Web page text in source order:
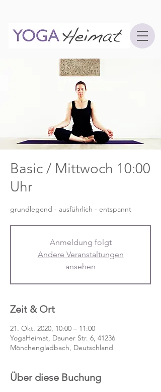
Basic / Mittwoch 10:00
Uhr
grundlegend - ausführlich - entspannt
Anmeldung folgt
Andere Veranstaltungen
ansehen
Zeit & Ort
21. Okt. 2020, 10:00 – 11:00
YogaHeimat, Dauner Str. 6, 41236
Mönchengladbach, Deutschland
Über diese Buchung